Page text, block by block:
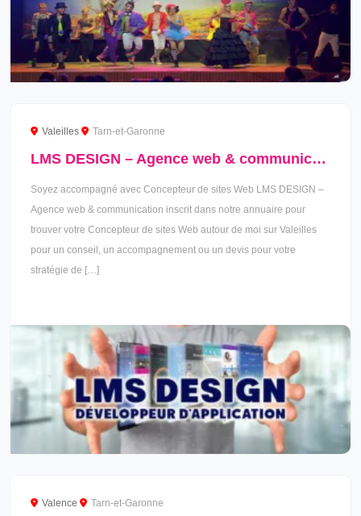
Valeilles Tarn-et-Garonne
LMS DESIGN – Agence web & communication à Valeilles
Soyez accompagné avec Concepteur de sites Web LMS DESIGN –
Agence web & communication inscrit dans notre annuaire pour
trouver votre Concepteur de sites Web autour de moi sur Valeilles
pour un conseil, un accompagnement ou un devis pour votre
stratégie de […]
Valence Tarn-et-Garonne